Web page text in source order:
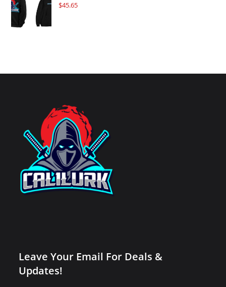
$45.65
Leave Your Email For Deals &
Updates!